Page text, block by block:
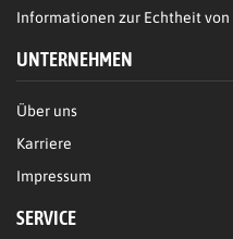
Informationen zur Echtheit
UNTERNEHMEN
Über uns
Karriere
Impressum
SERVICE